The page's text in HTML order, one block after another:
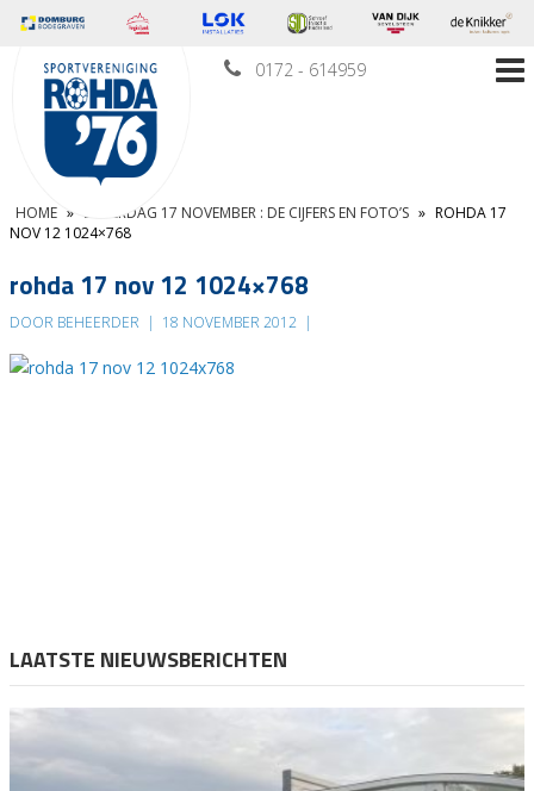
0172 - 614959
HOME » ZATERDAG 17 NOVEMBER : DE CIJFERS EN FOTO’S » ROHDA 17
NOV 12 1024×768
rohda 17 nov 12 1024×768
DOOR BEHEERDER | 18 NOVEMBER 2012 |
LAATSTE NIEUWSBERICHTEN